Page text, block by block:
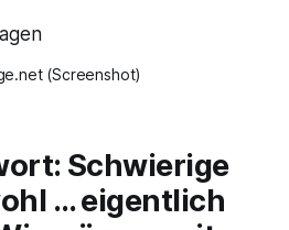
(Screenshot)
Schwierige
… eigentlich